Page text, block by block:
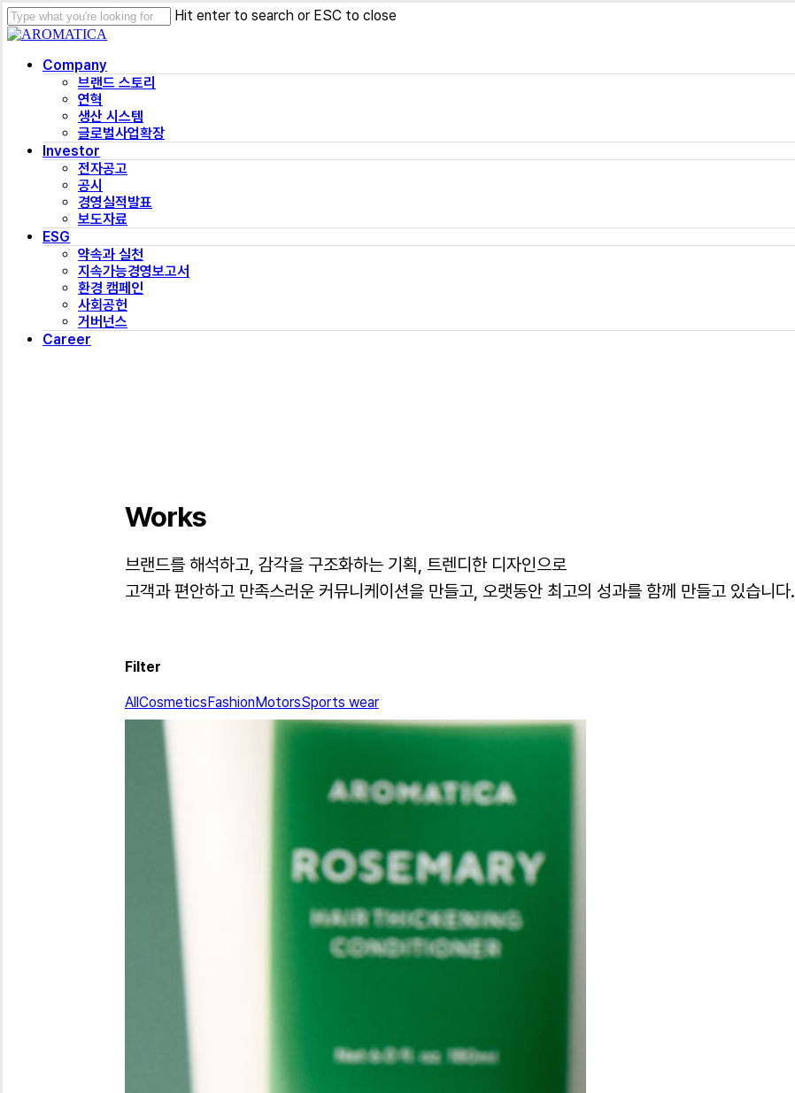
Skip
to
content
Hit enter to search or ESC to close
Close
Menu
Company
브랜드 스토리
연혁
생산 시스템
글로벌사업확장
Investor
전자공고
공시
경영실적발표
보도자료
ESG
약속과 실천
지속가능경영보고서
환경 캠페인
사회공헌
거버넌스
Career
Works
브랜드를 해석하고, 감각을 구조화하는 기획, 트렌디한 디자인으로
고객과 편안하고 만족스러운 커뮤니케이션을 만들고, 오랫동안 최고의 성과를 함께 만들고 있습니다.
Filter
AllCosmeticsFashionMotorsSports wear